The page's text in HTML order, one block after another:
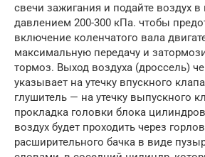
свечи зажигания и подайте воздух
давлением 200-300 кПа. чтобы
включение коленчатого вала
максимальную передачу и
тормоз. Выход воздуха (дроссель)
указывает на утечку впускного
глушитель — на утечку выпускного
прокладка головки блока
воздух будет проходить через
расширительного бачка в виде